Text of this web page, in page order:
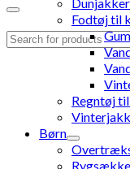
Search
Fodtøj til
Regntøj
Børn